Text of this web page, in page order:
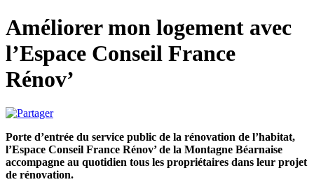
Améliorer mon logement avec
l’Espace Conseil France
Rénov’
Porte d’entrée du service public de la rénovation de l’habitat,
l’Espace Conseil France Rénov’ de la Montagne Béarnaise
accompagne au quotidien tous les propriétaires dans leur projet
de rénovation.